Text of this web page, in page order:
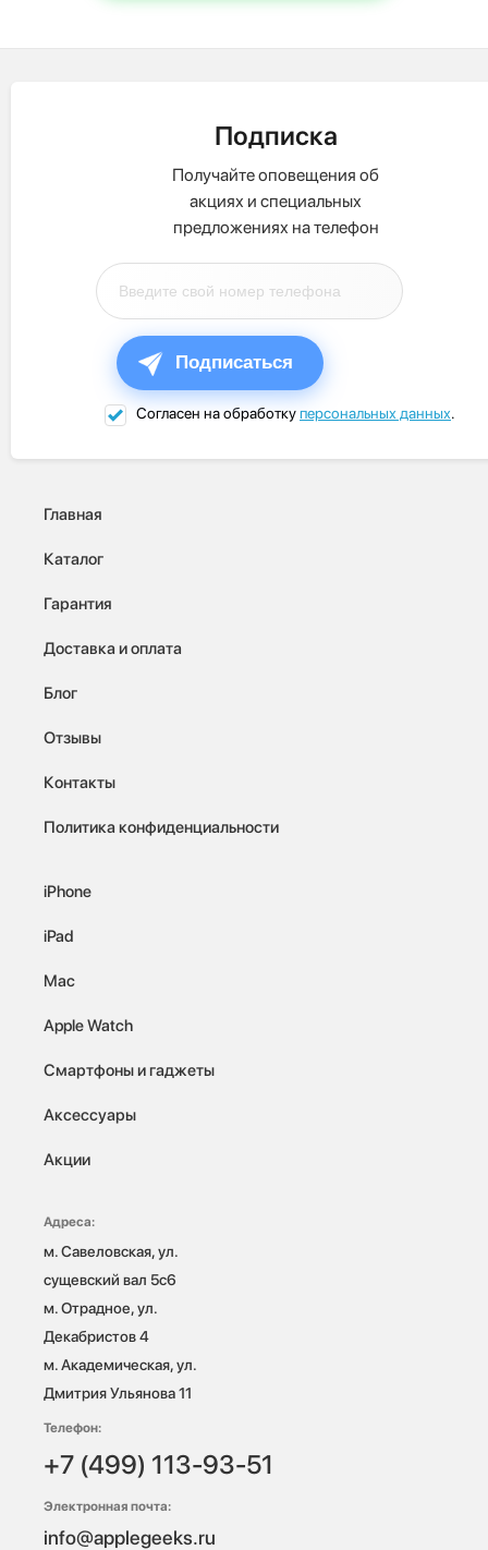
Подписка
Получайте оповещения об
акциях и специальных
предложениях на телефон
Подписаться
Согласен на обработкуперсональных данных.
Главная
Каталог
Гарантия
Доставка и оплата
Блог
Отзывы
Контакты
Политика конфиденциальности
iPhone
iPad
Mac
Apple Watch
Смартфоны и гаджеты
Аксессуары
Акции
Адреса:
м. Савеловская, ул.
сущевский вал 5с6
м. Отрадное, ул.
Декабристов 4
м. Академическая, ул.
Дмитрия Ульянова 11
Телефон:
+7 (499) 113-93-51
Электронная почта:
info@applegeeks.ru